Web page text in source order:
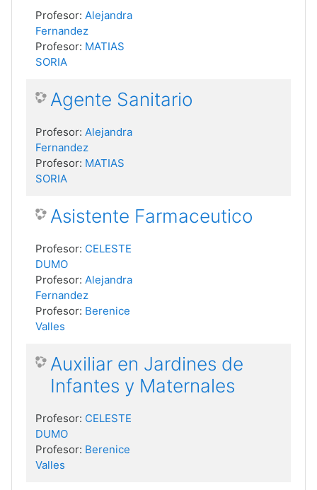
Profesor: Alejandra
Fernandez
Profesor: MATIAS
SORIA
Agente Sanitario
Profesor: Alejandra
Fernandez
Profesor: MATIAS
SORIA
Asistente Farmaceutico
Profesor: CELESTE
DUMO
Profesor: Alejandra
Fernandez
Profesor: Berenice
Valles
Auxiliar en Jardines de
Infantes y Maternales
Profesor: CELESTE
DUMO
Profesor: Berenice
Valles